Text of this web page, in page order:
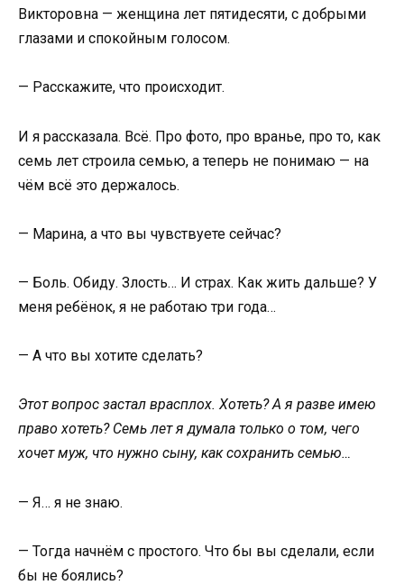
Викторовна — женщина лет пятидесяти, с добрыми
глазами и спокойным голосом.
— Расскажите, что происходит.
И я рассказала. Всё. Про фото, про вранье, про то, как
семь лет строила семью, а теперь не понимаю — на
чём всё это держалось.
— Марина, а что вы чувствуете сейчас?
— Боль. Обиду. Злость… И страх. Как жить дальше? У
меня ребёнок, я не работаю три года…
— А что вы хотите сделать?
Этот вопрос застал врасплох. Хотеть? А я разве имею
право хотеть? Семь лет я думала только о том, чего
хочет муж, что нужно сыну, как сохранить семью…
— Я… я не знаю.
— Тогда начнём с простого. Что бы вы сделали, если
бы не боялись?